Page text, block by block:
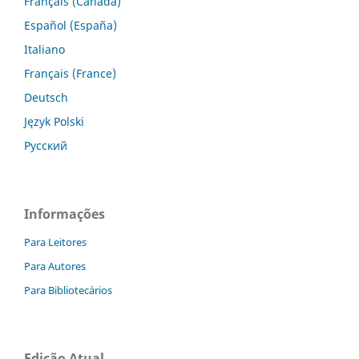
Español (España)
Italiano
Français (France)
Deutsch
Język Polski
Русский
Informações
Para Leitores
Para Autores
Para Bibliotecários